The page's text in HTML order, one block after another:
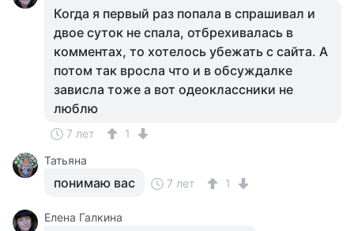
Когда я первый раз попала в спрашивал и
двое суток не спала, отбрехивалась в
комментах, то хотелось убежать с сайта. А
потом так вросла что и в обсуждалке
зависла тоже а вот одеоклассники не
люблю
7 лет
1
Татьяна
понимаю вас 7 лет 1
Елена Галкина